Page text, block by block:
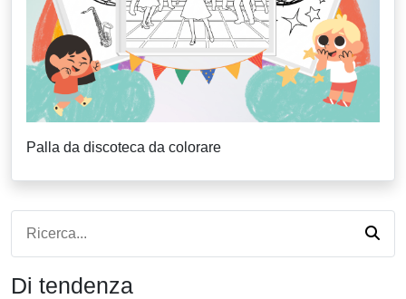
Palla da discoteca da colorare
Di tendenza